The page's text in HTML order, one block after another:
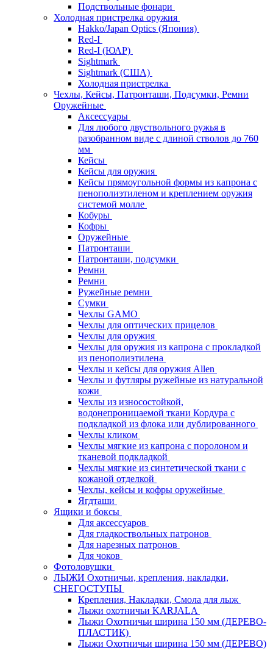
Подствольные фонари
Холодная пристрелка оружия
Hakko/Japan Optics (Япония)
Red-I
Red-I (ЮАР)
Sightmark
Sightmark (США)
Холодная пристрелка
Чехлы, Кейсы, Патронташи, Подсумки, Ремни
Оружейные
Аксессуары
Для любого двуствольного ружья в
разобранном виде с длиной стволов до 760
мм
Кейсы
Кейсы для оружия
Кейсы прямоугольной формы из капрона с
пенополиэтиленом и креплением оружия
системой молле
Кобуры
Кофры
Оружейные
Патронташи
Патронташи, подсумки
Ремни
Ремни
Ружейные ремни
Сумки
Чехлы GAMO
Чехлы для оптических прицелов
Чехлы для оружия
Чехлы для оружия из капрона с прокладкой
из пенополиэтилена
Чехлы и кейсы для оружия Allen
Чехлы и футляры ружейные из натуральной
кожи
Чехлы из износостойкой,
водонепроницаемой ткани Кордура с
подкладкой из флока или дублированного
Чехлы кликом
Чехлы мягкие из капрона с поролоном и
тканевой подкладкой
Чехлы мягкие из синтетической ткани с
кожаной отделкой
Чехлы, кейсы и кофры оружейные
Ягдташи
Ящики и боксы
Для аксессуаров
Для гладкоствольных патронов
Для нарезных патронов
Для чоков
Фотоловушки
ЛЫЖИ Охотничьи, крепления, накладки,
СНЕГОСТУПЫ
Крепления, Накладки, Смола для лыж
Лыжи охотничьи KARJALA
Лыжи Охотничьи ширина 150 мм (ДЕРЕВО-
ПЛАСТИК)
Лыжи Охотничьи ширина 150 мм (ДЕРЕВО)